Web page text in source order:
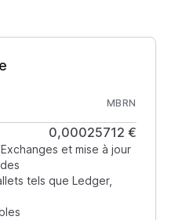
MBRN
0,00025712 €
et mise à jour
tels que Ledger,